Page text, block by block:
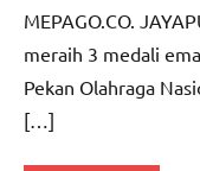
MEPAGO.CO.
meraih 3 medali
Pekan Olahraga
[…]